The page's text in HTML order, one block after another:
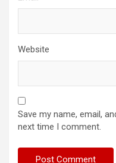
Website
Save my name, email,
next time I comment.